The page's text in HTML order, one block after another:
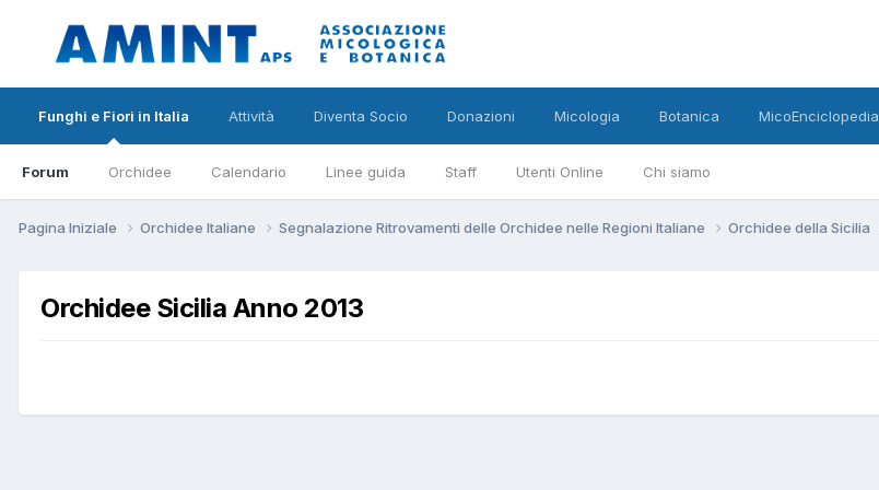
Funghi e Fiori in Italia
Forum Orchidee Calendario Linee guida Staff Utenti Online Chi siamo
Attività Diventa Socio Donazioni Micologia Botanica MicoEnciclopedia
Pagina Iniziale Orchidee Italiane Segnalazione Ritrovamenti delle Orchidee nelle Regioni Italiane Orchidee della Sicilia
Orchidee Sicilia Anno 2013